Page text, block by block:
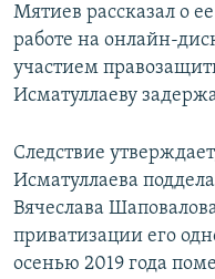
Мятиев рассказал о
работе на онлайн-
участием
Исматуллаеву
Следствие
Исматуллаева
Вячеслава
приватизации его
осенью 2019 года